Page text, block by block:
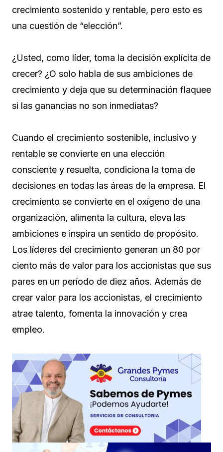
crecimiento sostenido y rentable, pero esto es
una cuestión de “elección”.
¿Usted, como líder, toma la decisión explícita de
crecer? ¿O solo habla de sus ambiciones de
crecimiento y deja que su determinación flaquee
si las ganancias no son inmediatas?
Cuando el crecimiento sostenible, inclusivo y
rentable se convierte en una elección
consciente y resuelta, condiciona la toma de
decisiones en todas las áreas de la empresa. El
crecimiento se convierte en el oxígeno de una
organización, alimenta la cultura, eleva las
ambiciones e inspira un sentido de propósito.
Los líderes del crecimiento generan un 80 por
ciento más de valor para los accionistas que sus
pares en un período de diez años. Además de
crear valor para los accionistas, el crecimiento
atrae talento, fomenta la innovación y crea
empleo.